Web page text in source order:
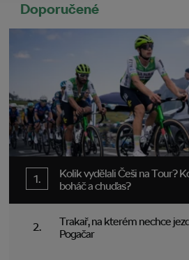
Doporučené
Kolik vydělali Češi na Tour?
boháč a chuďas?
Trakař, na kterém nechce
Pogačar